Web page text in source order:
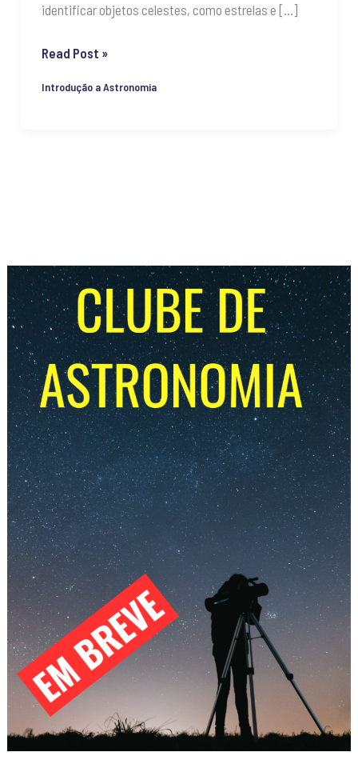
identificar objetos celestes, como estrelas e […]
Read Post »
Introdução a Astronomia